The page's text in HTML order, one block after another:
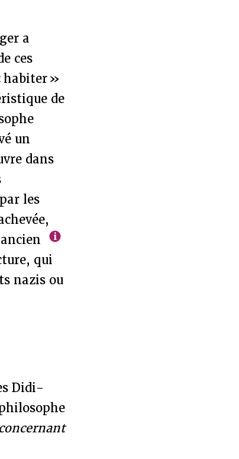
a
ces
habiter »
de
un
dans
les
qui
nazis ou
Didi-